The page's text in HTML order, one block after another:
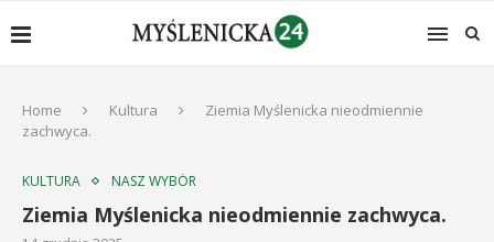
Home Kultura
Ziemia Myślenicka nieodmiennie
zachwyca.
KULTURA NASZ WYBÓR
Ziemia Myślenicka nieodmiennie zachwyca.